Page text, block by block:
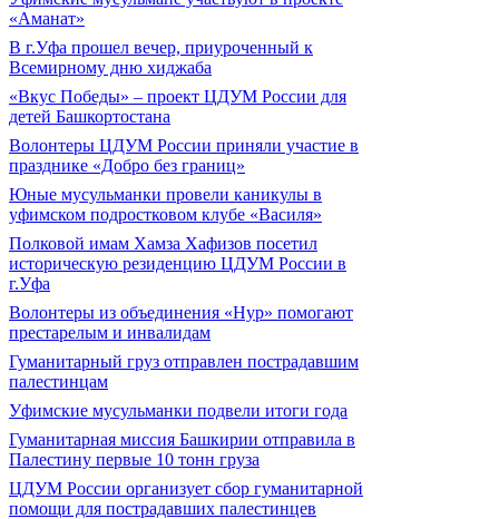
«Аманат»
В г.Уфа прошел вечер, приуроченный к
Всемирному дню хиджаба
«Вкус Победы» – проект ЦДУМ России для
детей Башкортостана
Волонтеры ЦДУМ России приняли участие в
празднике «Добро без границ»
Юные мусульманки провели каникулы в
уфимском подростковом клубе «Василя»
Полковой имам Хамза Хафизов посетил
историческую резиденцию ЦДУМ России в
г.Уфа
Волонтеры из объединения «Нур» помогают
престарелым и инвалидам
Гуманитарный груз отправлен пострадавшим
палестинцам
Уфимские мусульманки подвели итоги года
Гуманитарная миссия Башкирии отправила в
Палестину первые 10 тонн груза
ЦДУМ России организует сбор гуманитарной
помощи для пострадавших палестинцев